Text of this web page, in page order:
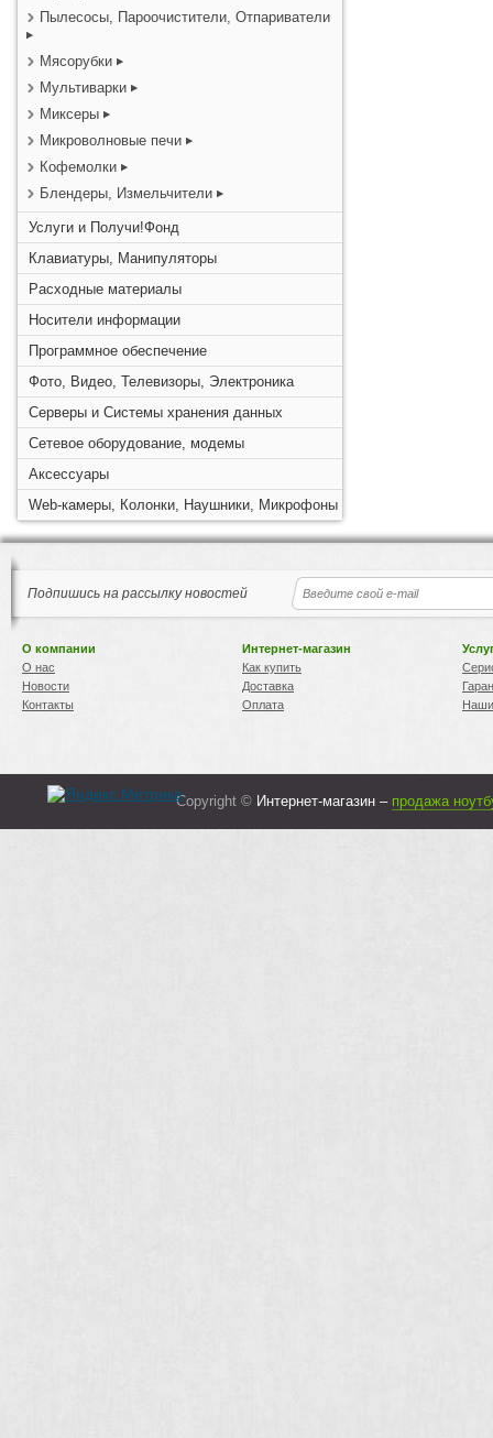
Пылесосы, Пароочистители, Отпариватели
Мясорубки
Мультиварки
Миксеры
Микроволновые печи
Кофемолки
Блендеры, Измельчители
Услуги и Получи!Фонд
Клавиатуры, Манипуляторы
Расходные материалы
Носители информации
Программное обеспечение
Фото, Видео, Телевизоры, Электроника
Серверы и Системы хранения данных
Сетевое оборудование, модемы
Аксессуары
Web-камеры, Колонки, Наушники, Микрофоны
Подпишись на рассылку новостей
О компании
О нас
Новости
Контакты
Интернет-магазин
Как купить
Доставка
Оплата
Copyright © Интернет-магазин – продажа